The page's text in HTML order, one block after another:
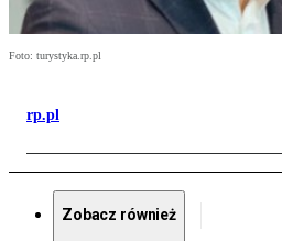
Foto: turystyka.rp.pl
rp.pl
Zobacz również